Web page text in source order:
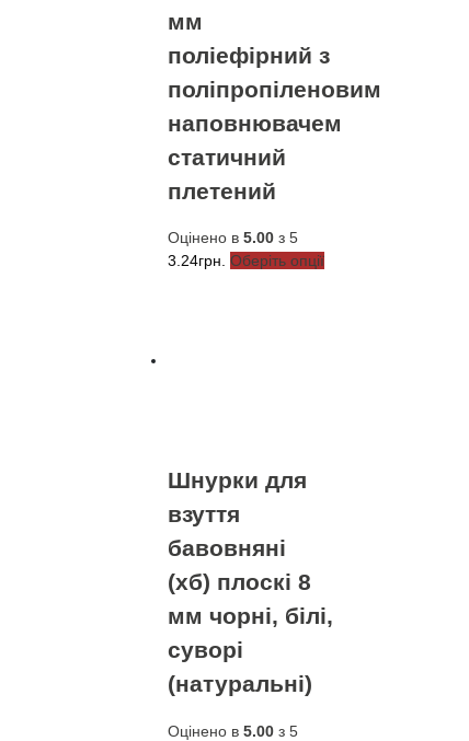
мм
поліефірний з
поліпропіленовим
наповнювачем
статичний
плетений
Оцінено в 5.00 з 5
3.24грн. Оберіть опціїЦей
Шнурки для
взуття
бавовняні
(хб) плоскі 8
мм чорні, білі,
суворі
(натуральні)
Оцінено в 5.00 з 5